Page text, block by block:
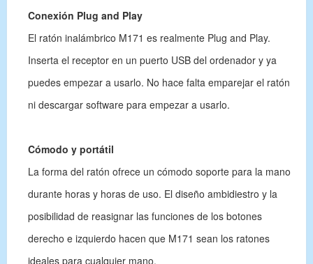
Conexión Plug and Play
El ratón inalámbrico M171 es realmente Plug and Play.
Inserta el receptor en un puerto USB del ordenador y ya
puedes empezar a usarlo. No hace falta emparejar el ratón
ni descargar software para empezar a usarlo.
Cómodo y portátil
La forma del ratón ofrece un cómodo soporte para la mano
durante horas y horas de uso. El diseño ambidiestro y la
posibilidad de reasignar las funciones de los botones
derecho e izquierdo hacen que M171 sean los ratones
ideales para cualquier mano.